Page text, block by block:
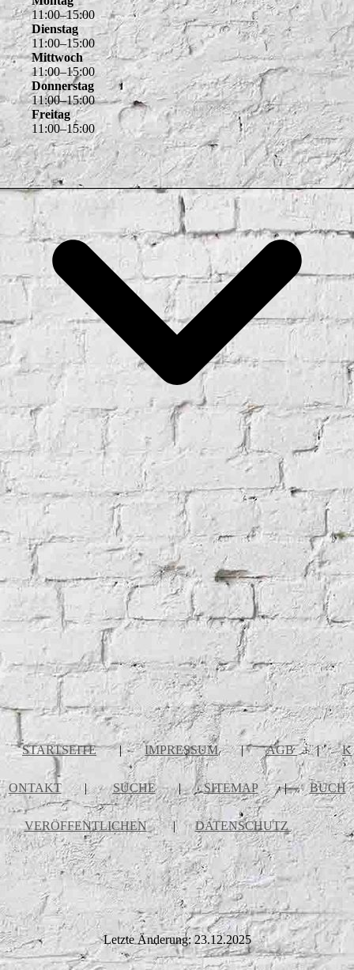
11:00–15:00
Dienstag
11:00–15:00
Mittwoch
11:00–15:00
Donnerstag
11:00–15:00
Freitag
11 :00–15:00
STARTSEITE | IMPRESSUM | AGB | K
ONTAKT | SUCHE | SITEMAP | BUCH
VERÖFFENTLICHEN | DATENSCHUTZ
Letzte Änderung: 23.12.2025